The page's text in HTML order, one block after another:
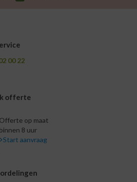
00 22
offerte
Offerte op maat
binnen 8 uur
Start aanvraag